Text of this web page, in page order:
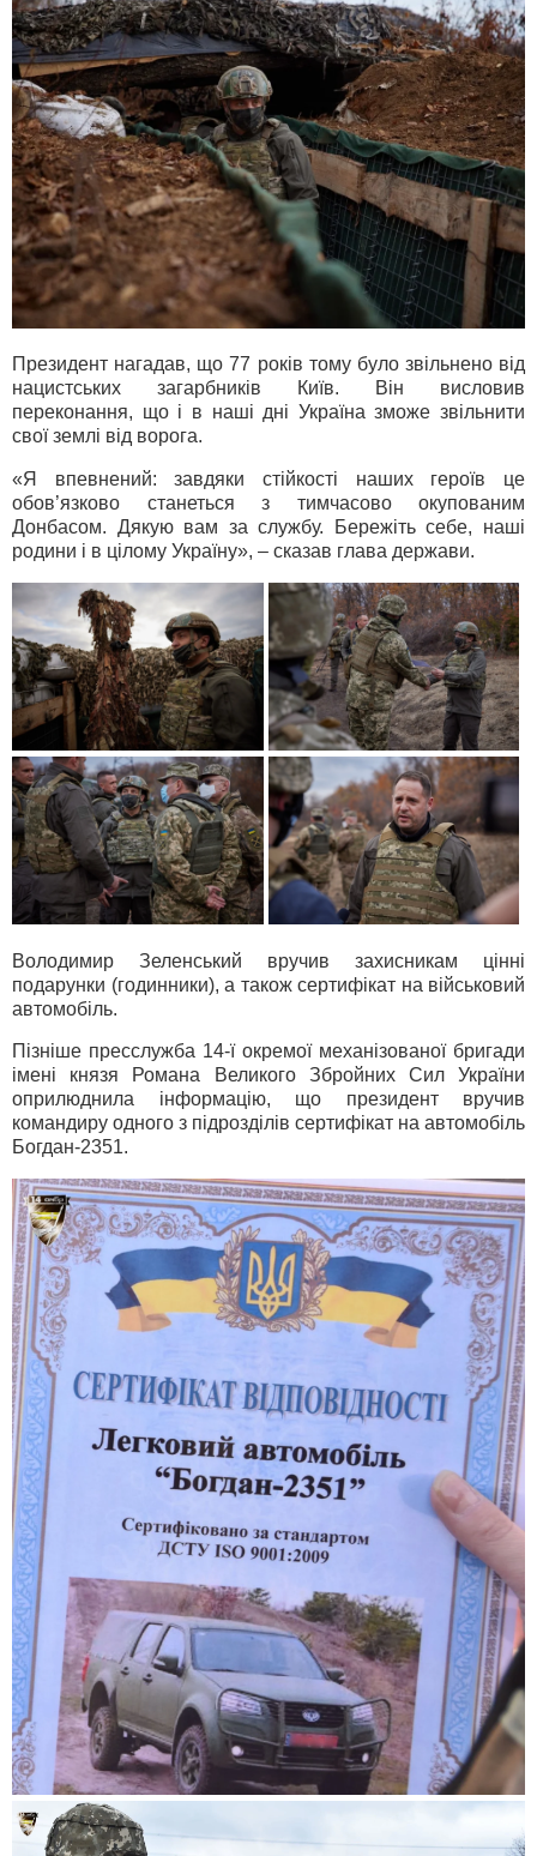
Президент нагадав, що 77 років тому було звільнено від
нацистських загарбників Київ. Він висловив
переконання, що і в наші дні Україна зможе звільнити
свої землі від ворога.
«Я впевнений: завдяки стійкості наших героїв це
обов’язково станеться з тимчасово окупованим
Донбасом. Дякую вам за службу. Бережіть себе, наші
родини і в цілому Україну», – сказав глава держави.
Володимир Зеленський вручив захисникам цінні
подарунки (годинники), а також сертифікат на військовий
автомобіль.
Пізніше пресслужба 14-ї окремої механізованої бригади
імені князя Романа Великого Збройних Сил України
оприлюднила інформацію, що президент вручив
командиру одного з підрозділів сертифікат на автомобіль
Богдан-2351.